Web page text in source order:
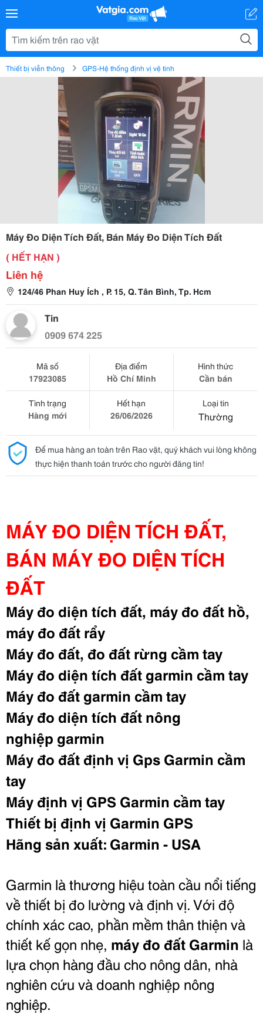
Thiết bị viễn thông GPS-Hệ thống định vị vệ tinh
Máy Đo Diện Tích Đất, Bán Máy Đo Diện Tích Đất
( HẾT HẠN )
Liên hệ
124/46 Phan Huy Ích , P. 15, Q. Tân Bình, Tp. Hcm
Tin
0909 674 225
Mã số
17923085
Địa điểm
Hồ Chí Minh
Hình thức
Cần bán
Tình trạng
Hàng mới
Hết hạn
26/06/2026
Loại tin
Thường
Để mua hàng an toàn trên Rao vặt, quý khách vui lòng không
thực hiện thanh toán trước cho người đăng tin!
MÁY ĐO DIỆN TÍCH ĐẤT,
BÁN MÁYĐO DIỆN TÍCH
ĐẤT
Máy đo diện tích đất, máy đo đất hồ,
máy đo đất rẩy
Máy đo đất, đo đất rừng cầm tay
Máy đo diện tích đất garmin cầm tay
Máy đo đất garmin cầm tay
Máy đo diện tích đất nông
nghiệp garmin
Máy đo đất định vị Gps Garmin cầm
tay
Máy định vị GPS Garmin cầm tay
Thiết bị định vị Garmin GPS
Hãng sản xuất: Garmin - USA
Garmin là thương hiệu toàn cầu nổi tiếng
về thiết bị đo lường và định vị. Với độ
chính xác cao, phần mềm thân thiện và
thiết kế gọn nhẹ, máy đo đất Garmin là
lựa chọn hàng đầu cho nông dân, nhà
nghiên cứu và doanh nghiệp nông
nghiệp.